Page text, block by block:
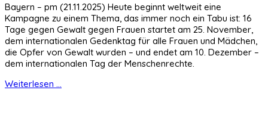
Bayern – pm (21.11.2025) Heute beginnt weltweit eine
Kampagne zu einem Thema, das immer noch ein Tabu ist: 16
Tage gegen Gewalt gegen Frauen startet am 25. November,
dem internationalen Gedenktag für alle Frauen und Mädchen,
die Opfer von Gewalt wurden – und endet am 10. Dezember –
dem internationalen Tag der Menschenrechte.
Weiterlesen ...